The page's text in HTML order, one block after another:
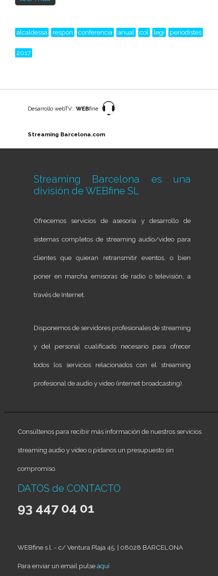
alcaldessa respon conferencia anual col legi periodistes
2017
Desarrollo webTV: WEBfine
Streaming Barcelona.com
Streaming Barcelona es una
división de WEBfine SL
Ofrecemos servicios de asesoría y desarrollo de
sistemas completos de streaming audio/video para
clientes que quieran retransmitir eventos, o bien
poner en marcha emisoras de radio o televisión, a
través de Internet.
Disponemos de servidores profesionales de streaming
y del personal cualificado necesario para ofrecer
todos los servicios relacionados con el streaming
profesional de audio y video (internet broadcasting).
Consúltenos para recibir más información de nuestros servicios
streaming audio y vídeo o pídanos un presupuesto sin
compromiso.
DATOS de CONTACTO
93 447 04 01
WEBfine s.l. - c/ Ventura Plaja 45. | 08028 BARCELONA
Para enviar un email pulseaquí